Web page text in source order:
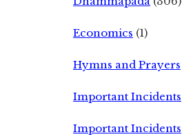
Economics (1)
Hymns and Prayers
Important Incidents
Important Incidents